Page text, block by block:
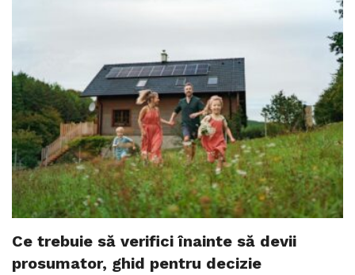
Ce trebuie să verifici înainte să devii
prosumator, ghid pentru decizie